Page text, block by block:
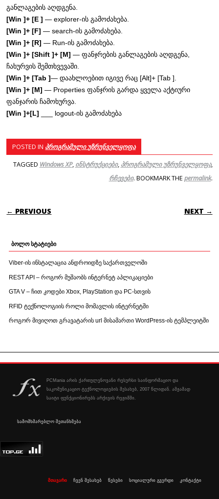
განლაგების აღდგენა.
[Win ]+ [E ] — explorer-ის გამოძახება.
[Win ]+ [F] — search-ის გამოძახება.
[Win ]+ [R] — Run-ის გამოძახება.
[Win ]+ [Shift ]+ [M] — ფანჯრების განლაგების აღდგენა,
ჩახურვის შემთხვევაში.
[Win ]+ [Tab ]— დაახლოებით იგივე რაც [Alt]+ [Tab ].
[Win ]+ [M] — Properties ფანჯრის გარდა ყველა აქტიური
ფანჯარის ჩამოხურვა.
[Win ]+[L]
___ logout-ის გამოძახება
POSTED IN პროგრამული უზრუნველყოფა
TAGGED Windows XP, ინსტრუქციები, პროგრამული უზრუნველყოფა,
რჩევები. BOOKMARK THE permalink.
POST NAVIGATION
← PREVIOUS NEXT →
ბოლო სტატიები
Viber-ის ინსტალაცია ანდროიდზე საქართველოში
REST API – როგორ მუშაობს ინტერნეტ აპლიკაციები
GTA V – ჩით კოდები Xbox, PlayStation და PC-სთვის
RFID ტექნოლოგიის როლი მომავლის ინტერნეტში
როგორ მივიღოთ გრავატარის url მისამართი WordPress-ის ტემპლეიტში
PCMania არის ქართულენოვანი რესურსი საინფორმაციო და
საკომუნიკაციო ტექნოლოგიების შესახებ, 2007 წლიდან. ამჟამად
საიტი ფუნქციონირებს არქივის რეჟიმში.
სამომხმარებლო შეთანხმება
მთავარი ჩვენ შესახებ წესები სოციალური გვერდი კონტაქტი